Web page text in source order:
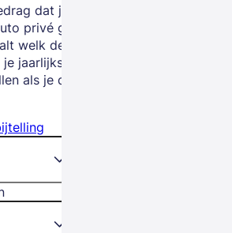
dat je betaalt als
privé gebruikt. Het
welk deel van de
jaarlijks bij je
als je de auto privé